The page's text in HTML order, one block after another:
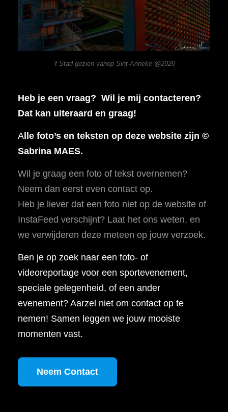
’t Stad gezien vanop Sint-Anneke @2020
Heb je een vraag? Wil je mij contacteren?
Dat kan uiteraard en graag!
Alle foto’s en teksten op deze website zijn ©
Sabrina MAES.
Wil je graag een foto of tekst overnemen?
Neem dan eerst even contact op.
Heb je liever dat een foto niet op de website of
InstaFeed verschijnt? Laat het ons weten, en
we verwijderen deze meteen op jouw verzoek.
Ben je op zoek naar een foto- of
videoreportage voor een sportevenement,
speciale gelegenheid, of een ander
evenement? Aarzel niet om contact op te
nemen! Samen leggen we jouw mooiste
momenten vast.
Neem Contact